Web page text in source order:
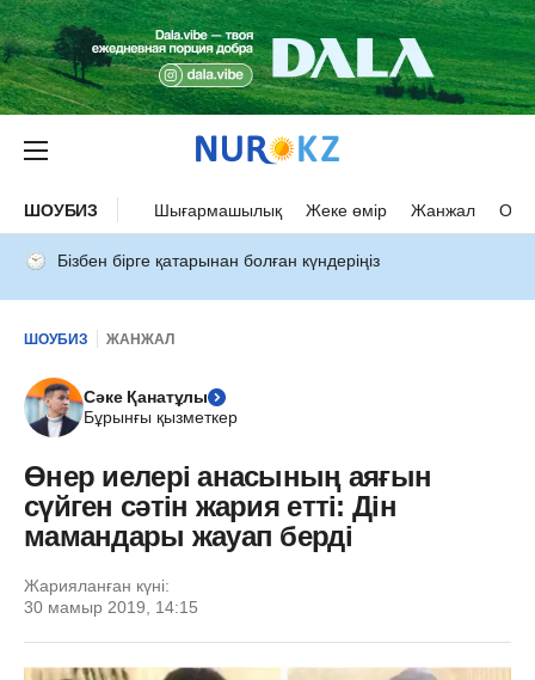
ШОУБИЗ Шығармашылық Жеке өмір Жанжал
Бізбен бірге қатарынан болған күндеріңіз
ШОУБИЗ ЖАНЖАЛ
Сәке Қанатұлы
Бұрынғы қызметкер
Өнер иелері анасының аяғын
сүйген сәтін жария етті: Дін
мамандары жауап берді
Жарияланған күні:
30 мамыр 2019, 14:15